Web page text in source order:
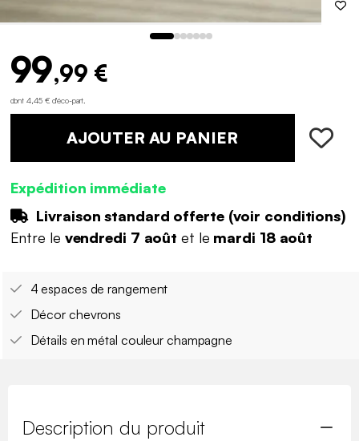
99,99 €
dont 4,45 € d'éco-part
AJOUTER AU PANIER
Expédition immédiate
Livraison standard offerte (voir conditions)
Entre le vendredi 7 août et le mardi 18 août
4 espaces de rangement
Décor chevrons
Détails en métal couleur champagne
Description du produit